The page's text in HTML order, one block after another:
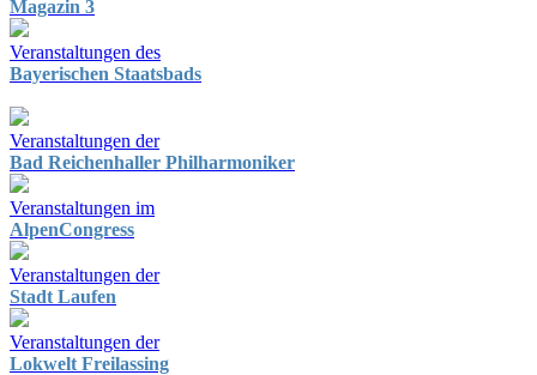
Magazin 3
Veranstaltungen des
Bayerischen Staatsbads
Veranstaltungen der
Bad Reichenhaller Philharmoniker
Veranstaltungen im
AlpenCongress
Veranstaltungen der
Stadt Laufen
Veranstaltungen der
Lokwelt Freilassing